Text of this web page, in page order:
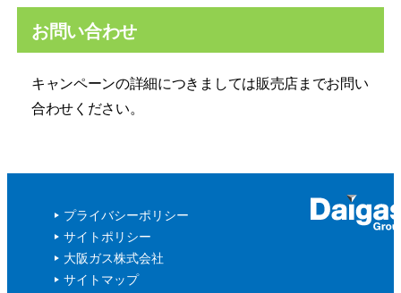
お問い合わせ
キャンペーンの詳細につきましては販売店までお問い
合わせください。
プライバシーポリシー
サイトポリシー
大阪ガス株式会社
サイトマップ